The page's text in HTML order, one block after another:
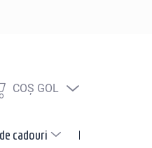
COŞ
COŞ GOL
cadouri Promotii